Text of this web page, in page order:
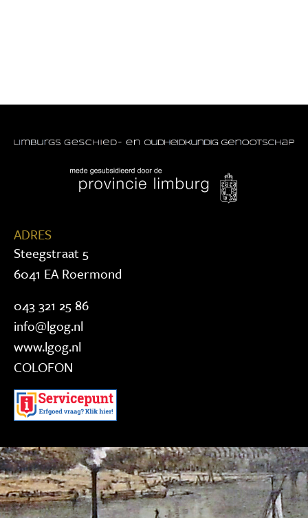
ADRES
Steegstraat 5
6041 EA Roermond
043 321 25 86
info@lgog.nl
www.lgog.nl
COLOFON